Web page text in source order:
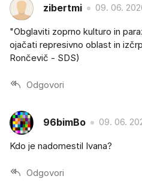
zibertmi 09. 06.
"Obglaviti zoprno kulturo in
ojačati represivno oblast in
Rončevič - SDS)
Odgovori
96bimBo 09. 06.
Kdo je nadomestil Ivana?
Odgovori